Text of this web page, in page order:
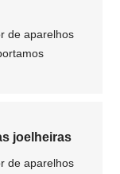
de aparelhos
joelheiras
de aparelhos